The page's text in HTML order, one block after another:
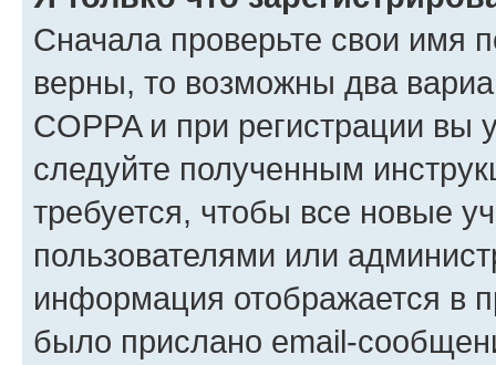
Сначала проверьте свои имя
верны, то возможны два
COPPA и при регистрации вы
следуйте полученным
требуется, чтобы все новые
пользователями или
информация отображается в
было прислано email-